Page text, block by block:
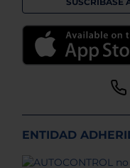
ENTIDAD